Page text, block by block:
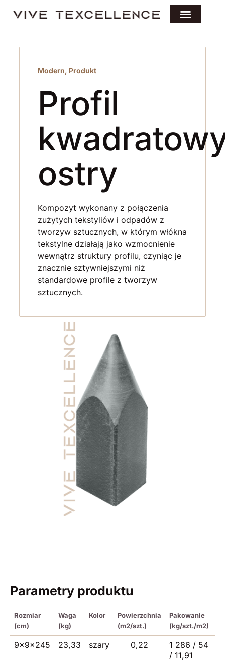
Modern, Produkt
Profil
ostry
Kompozyt wykonany z połączenia
zużytych tekstyliów i odpadów z
tworzyw sztucznych, w którym włókna
tekstylne działają jako wzmocnienie
wewnątrz struktury profilu, czyniąc je
znacznie sztywniejszymi niż
standardowe profile z tworzyw
sztucznych.
Parametry produktu
Rozmiar
(cm)
Waga
(kg)
Kolor
Powierzchnia
(m2/szt.)
Pakowanie
(kg/szt./m2)
9x9x245 23,33 szary 0,22
1 286 / 54
/ 11,91